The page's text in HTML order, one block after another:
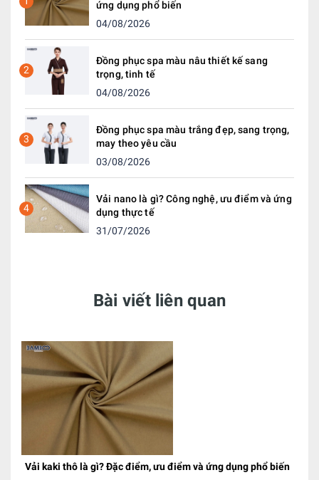
ứng dụng phổ biến
04/08/2026
2
Đồng phục spa màu nâu thiết kế sang
trọng, tinh tế
04/08/2026
3
Đồng phục spa màu trắng đẹp, sang trọng,
may theo yêu cầu
03/08/2026
4
Vải nano là gì? Công nghệ, ưu điểm và ứng
dụng thực tế
31/07/2026
Bài viết liên quan
Vải kaki thô là gì? Đặc điểm, ưu điểm và ứng dụng phổ biến